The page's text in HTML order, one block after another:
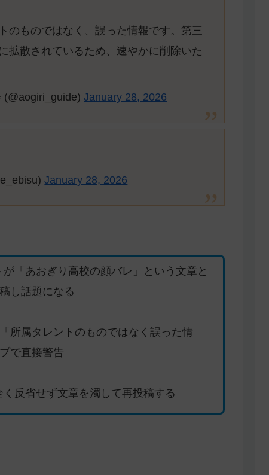
のものではなく、誤った情報です。第三
拡散されているため、速やかに削除いた
(@aogiri_guide)January 28, 2026
January 28, 2026
「あおぎり高校の顔バレ」という文章と
し話題になる
所属タレントのものではなく誤った情
で直接警告
反省せず文章を濁して再投稿する